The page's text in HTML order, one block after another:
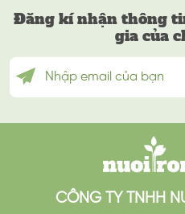
Đăng kí nhận thông
gia của
CÔNG TY TNHH